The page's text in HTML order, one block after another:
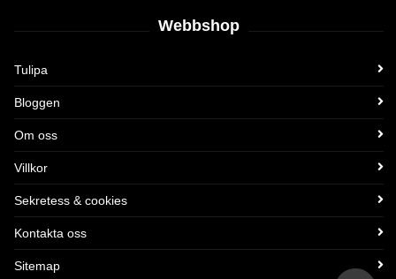
Webbshop
Tulipa
Bloggen
Om oss
Villkor
Sekretess & cookies
Kontakta oss
Sitemap